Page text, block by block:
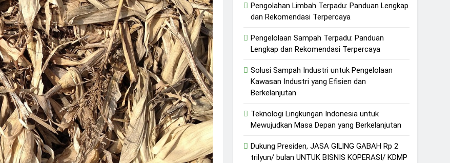
Pengolahan Limbah Terpadu: Panduan Lengkap
dan Rekomendasi Terpercaya
Pengelolaan Sampah Terpadu: Panduan
Lengkap dan Rekomendasi Terpercaya
Solusi Sampah Industri untuk Pengelolaan
Kawasan Industri yang Efisien dan
Berkelanjutan
Teknologi Lingkungan Indonesia untuk
Mewujudkan Masa Depan yang Berkelanjutan
Dukung Presiden, JASA GILING GABAH Rp 2
trilyun/ bulan UNTUK BISNIS KOPERASI/ KDMP